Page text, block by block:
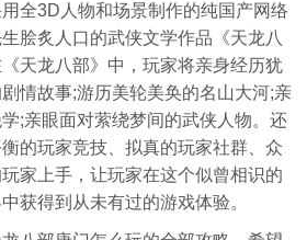
用全3D人物和场景制作的纯国产网络
脍炙人口的武侠文学作品《天龙八
天龙八部》中，玩家将亲身经历犹
情故事;游历美轮美奂的名山大河;亲
;亲眼面对萦绕梦间的武侠人物。还
的玩家竞技、拟真的玩家社群、众
家上手，让玩家在这个似曾相识的
获得到从未有过的游戏体验。